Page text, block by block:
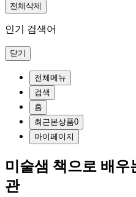
전체삭제
인기 검색어
닫기
전체메뉴
검색
홈
최근본상품0
마이페이지
미술샘 책으로 배우
관